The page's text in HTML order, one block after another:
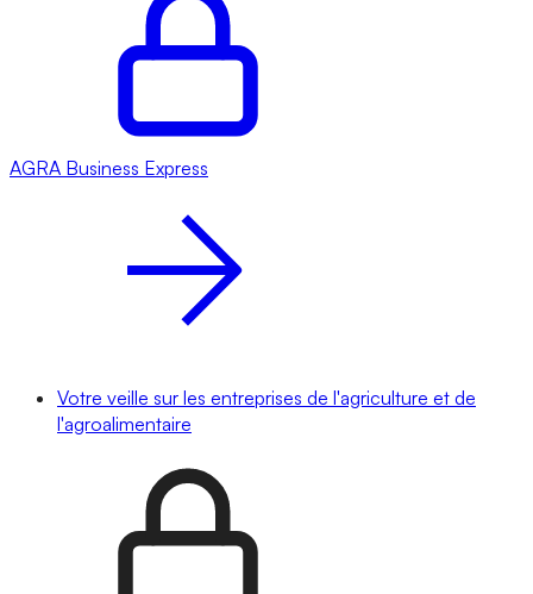
AGRA Business Express
Votre veille sur les entreprises de l'agriculture et de
l'agroalimentaire